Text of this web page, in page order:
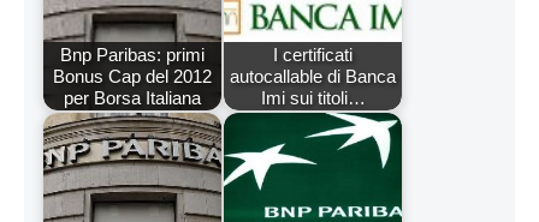
Bnp Paribas: primi
Bonus Cap del 2012
per Borsa Italiana
I certificati
autocallable di Banca
Imi sui titoli…